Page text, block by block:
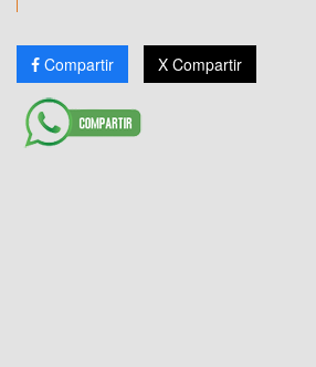
Compartir X Compartir